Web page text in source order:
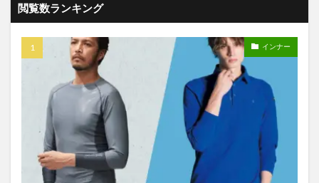
閲覧数ランキング
インナー